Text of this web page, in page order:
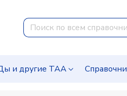
и другие ТАА